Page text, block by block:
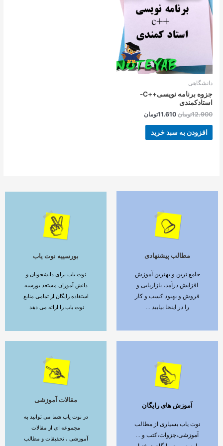
دانشگاهی
جزوه برنامه نویسی++C-
استادکمندی
12.900تومان
بود.
11.610تومان
افزودن به سبد خرید
مطالب پیشنهادی
جامع ترین و بهترین آموزش
افزایش درآمد، بازاریابی و
فروش و بهبود کسب و کار
را در اینجا بیابید ...
ادامه مطلب بورسییه نوت یاب
نوت یاب برای دانشجویان و
دانش آموزان مستعد بورسیه
استفاده رایگان از تمامی منابع
نوت یاب را ارائه می دهد
ادامه مطلب
آموزش های رایگان
نوت یاب بسیاری از مطالب
آموزشی،جزوات،کتب و ...
ادامه مطلب
مقالات آموزشی
در نوت یاب شما می توانید به
مجموعه ای از مقالات
آموزشی ، تحقیقات و مطالب